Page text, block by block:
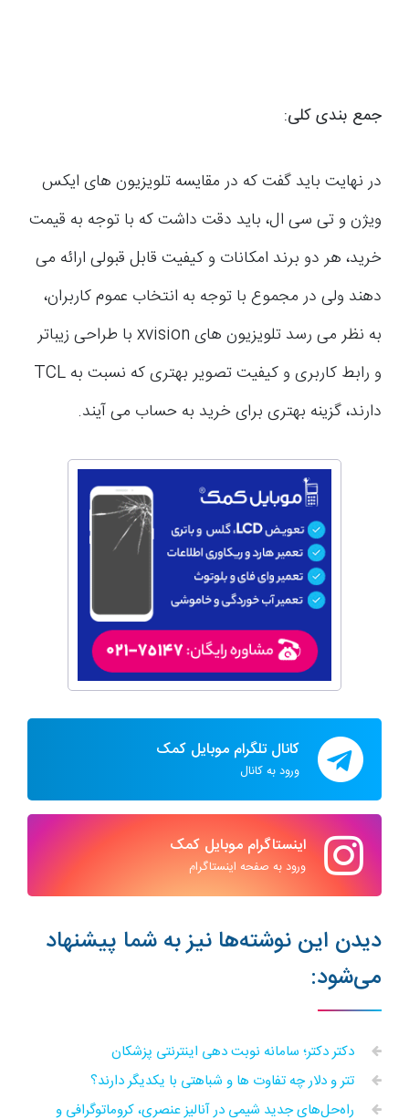
جمع بندی کلی:
در نهایت باید گفت که در مقایسه تلویزیون های ایکس
ویژن و تی سی ال، باید دقت داشت که با توجه به قیمت
خرید، هر دو برند امکانات و کیفیت قابل قبولی ارائه می
دهند ولی در مجموع با توجه به انتخاب عموم کاربران،
به نظر می رسد تلویزیون های xvision با طراحی زیباتر
و رابط کاربری و کیفیت تصویر بهتری که نسبت به TCL
دارند، گزینه بهتری برای خرید به حساب می آیند.
کانال تلگرام موبایل کمک
ورود به کانال
اینستاگرام موبایل کمک
ورود به صفحه اینستاگرام
دیدن این نوشته‌ها نیز به شما پیشنهاد
می‌شود:
دکتر دکتر؛ سامانه نوبت دهی اینترنتی پزشکان
تتر و دلار چه تفاوت ها و شباهتی با یکدیگر دارند؟
راه‌حل‌های جدید شیمی در آنالیز عنصری، کروماتوگرافی و